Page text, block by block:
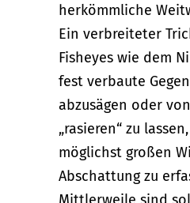
herkömmliche
Ein verbreiteter
Fisheyes wie dem
fest verbaute
abzusägen oder
„rasieren“ zu
möglichst großen
Abschattung zu